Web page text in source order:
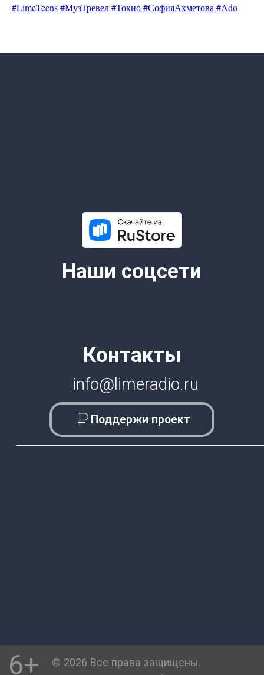
#LimeTeens#МузТревел#Токио#СофияАхметова #Ado
© 2026 Все права защищены.
Lime Teens | Lime Media
Информация для правообладателей
info@limeradio.ru